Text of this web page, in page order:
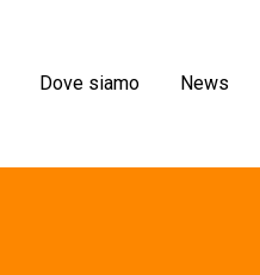
Dove siamo News